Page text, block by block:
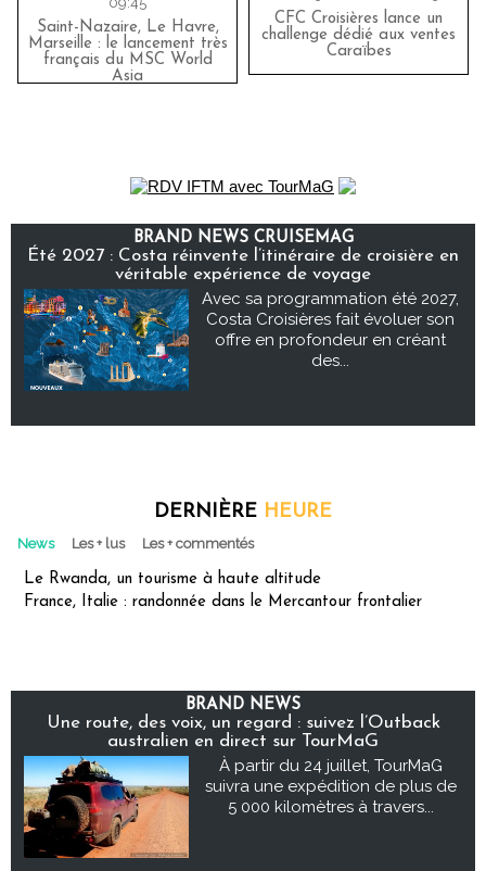
Saint-Nazaire, Le Havre,
Marseille : le lancement très
français du MSC World
Asia
CFC Croisières lance un
challenge dédié aux ventes
Caraïbes
BRAND NEWS CRUISEMAG
Été 2027 : Costa réinvente l’itinéraire de croisière en
véritable expérience de voyage
Avec sa programmation été 2027,
Costa Croisières fait évoluer son
offre en profondeur en créant
des...
DERNIÈRE HEURE
News Les + lus Les + commentés
Le Rwanda, un tourisme à haute altitude
France, Italie : randonnée dans le Mercantour frontalier
BRAND NEWS
Une route, des voix, un regard : suivez l’Outback
australien en direct sur TourMaG
À partir du 24 juillet, TourMaG
suivra une expédition de plus de
5 000 kilomètres à travers...